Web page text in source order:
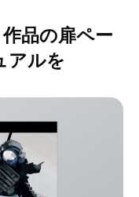
品の扉ペー
アルを